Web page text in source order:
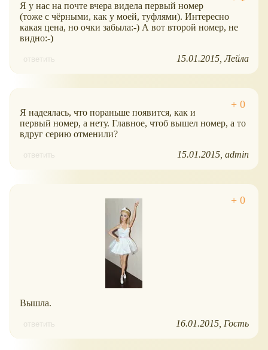
Я у нас на почте вчера видела первый номер
(тоже с чёрными, как у моей, туфлями). Интересно
какая цена, но очки забыла:-) А вот второй номер, не
видно:-)
ответить 15.01.2015 Лейла
Я надеялась, что пораньше появится, как и
первый номер, а нету. Главное, чтоб вышел номер, а то
вдруг серию отменили?
ответить 15.01.2015 admin
Вышла.
ответить 16.01.2015 Гость